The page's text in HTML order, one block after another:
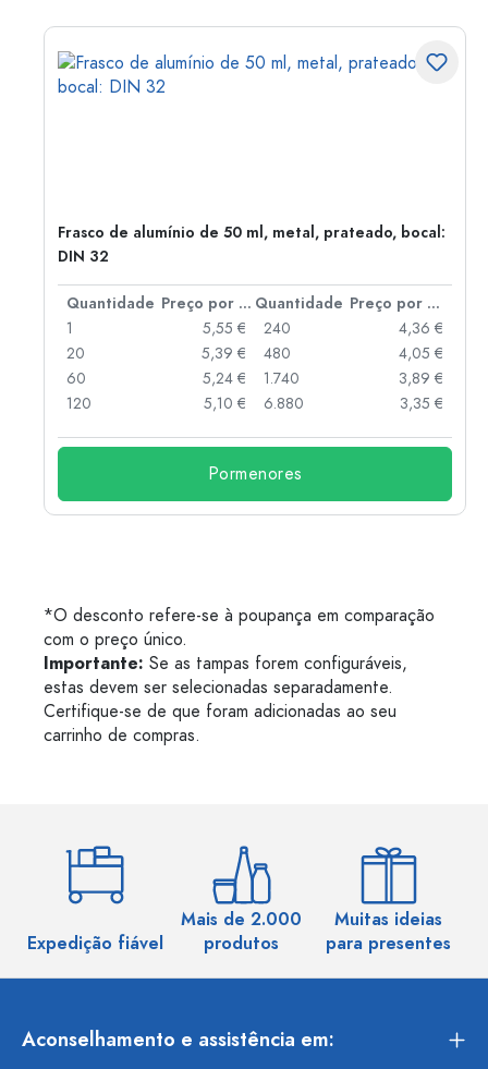
Frasco de alumínio de 50 ml, metal, prateado, bocal:
DIN 32
Quantidade Preço por peça Quantidade
Preço por peça
1
5,55 €
20
5,39 €
60
5,24 €
120
5,10 €
240
4,36 €
480
4,05 €
1.740
3,89 €
6.880
3,35 €
Pormenores
*O desconto refere-se à poupança em comparação
com o preço único.
Importante: Se as tampas forem configuráveis,
estas devem ser selecionadas separadamente.
Certifique-se de que foram adicionadas ao seu
carrinho de compras.
Expedição fiável
Mais de 2.000
produtos
Muitas ideias
para presentes
Aconselhamento e assistência em: